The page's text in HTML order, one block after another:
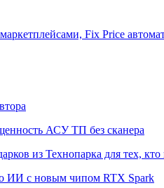
Fix Price
АСУ ТП без сканера
из Технопарка для тех,
ИИ с новым чипом RTX Spark